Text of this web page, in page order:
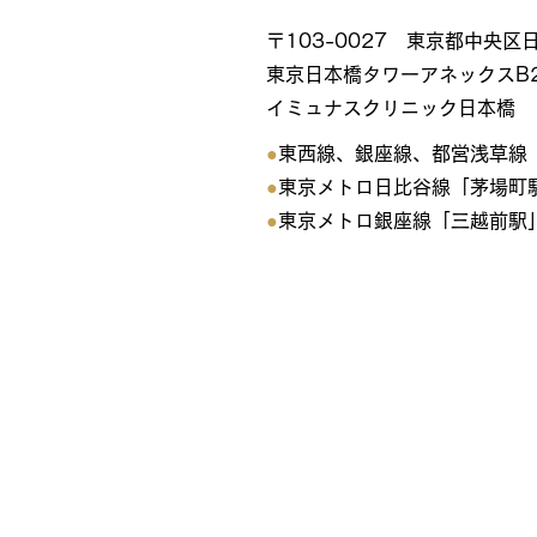
〒103-0027 東京都中央区
東京日本橋タワーアネックス
​イミュナスクリニック日本橋
●東西線、銀座線、都営浅草
●東京メトロ日比谷線「茅場町
●東京メトロ銀座線「三越前